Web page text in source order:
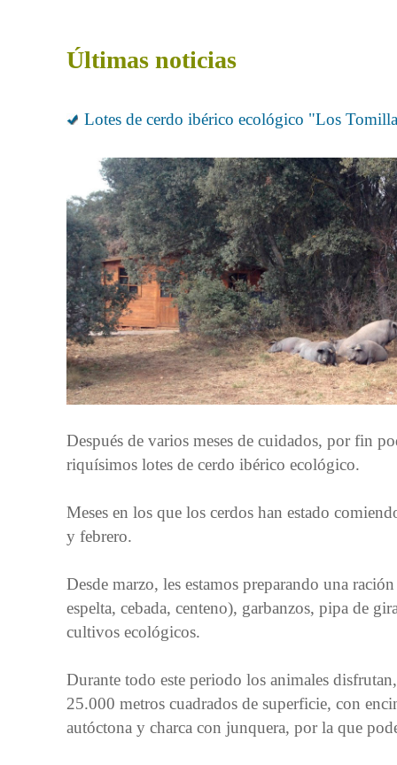
Últimas noticias
Lotes de cerdo ibérico ecológico "Los
Después de varios meses de cuidados, por fin
riquísimos lotes de cerdo ibérico ecológico.
Meses en los que los cerdos han estado
y febrero.
Desde marzo, les estamos preparando una
espelta, cebada, centeno), garbanzos, pipa de
cultivos ecológicos.
Durante todo este periodo los animales
25.000 metros cuadrados de superficie, con
autóctona y charca con junquera, por la que